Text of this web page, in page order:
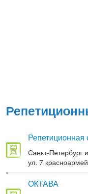
Репетиционная
Санкт-Петербург
ул. 7
ОКТАВА